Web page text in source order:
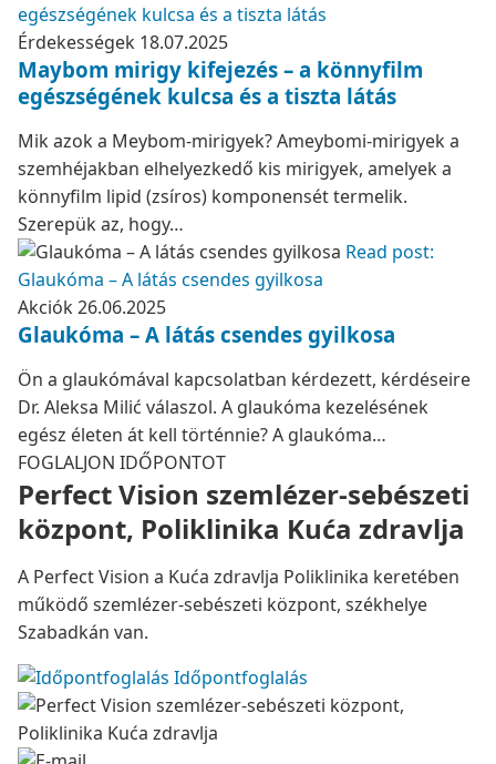
egészségének kulcsa és a tiszta látás
Érdekességek 18.07.2025
Maybom mirigy kifejezés – a könnyfilm
egészségének kulcsa és a tiszta látás
Mik azok a Meybom-mirigyek? Ameybomi-mirigyek a
szemhéjakban elhelyezkedő kis mirigyek, amelyek a
könnyfilm lipid (zsíros) komponensét termelik.
Szerepük az, hogy…
Read post:
Glaukóma – A látás csendes gyilkosa
Akciók26.06.2025
Glaukóma – A látás csendes gyilkosa
Ön a glaukómával kapcsolatban kérdezett, kérdéseire
Dr. Aleksa Milić válaszol. A glaukóma kezelésének
egész életen át kell történnie? A glaukóma…
FOGLALJON IDŐPONTOT
Perfect Vision szemlézer-sebészeti
központ, Poliklinika Kuća zdravlja
A Perfect Vision a Kuća zdravlja Poliklinika keretében
működő szemlézer-sebészeti központ, székhelye
Szabadkán van.
Időpontfoglalás